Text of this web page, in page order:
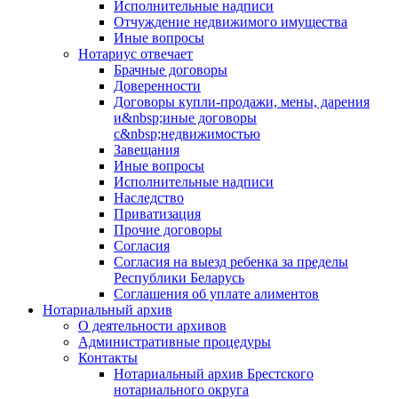
Исполнительные надписи
Отчуждение недвижимого имущества
Иные вопросы
Нотариус отвечает
Брачные договоры
Доверенности
Договоры купли-продажи, мены, дарения
и&nbsp;иные договоры
с&nbsp;недвижимостью
Завещания
Иные вопросы
Исполнительные надписи
Наследство
Приватизация
Прочие договоры
Согласия
Согласия на выезд ребенка за пределы
Республики Беларусь
Соглашения об уплате алиментов
Нотариальный архив
О деятельности архивов
Административные процедуры
Контакты
Нотариальный архив Брестского
нотариального округа